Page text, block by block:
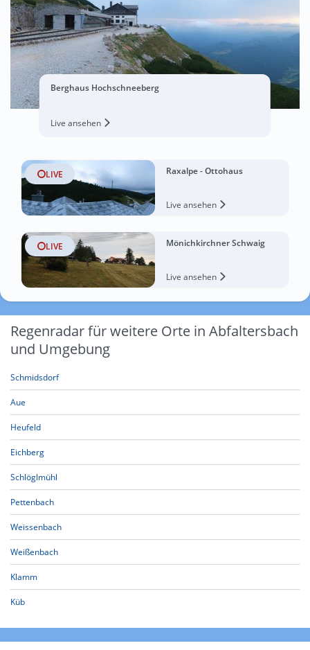
Berghaus Hochschneeberg
Live ansehen
LIVE Raxalpe - Ottohaus
Live ansehen
LIVE Mönichkirchner Schwaig
Live ansehen
Regenradar für weitere Orte in Abfaltersbach
und Umgebung
Schmidsdorf
Aue
Heufeld
Eichberg
Schlöglmühl
Pettenbach
Weissenbach
Weißenbach
Klamm
Küb